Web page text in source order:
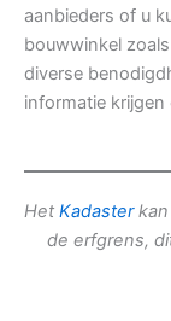
aanbieders of u
bouwwinkel
diverse
informatie
Het Kadasterkan
de erfgrens,